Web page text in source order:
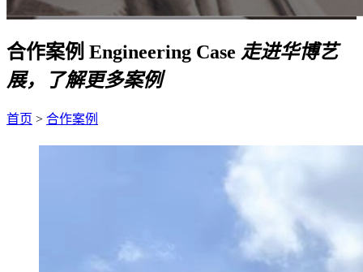
合作案例 Engineering Case 走进华博艺
展，了解更多案例
首页 > 合作案例